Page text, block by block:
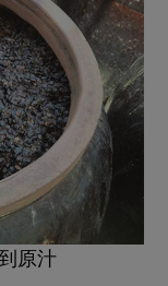
原汁